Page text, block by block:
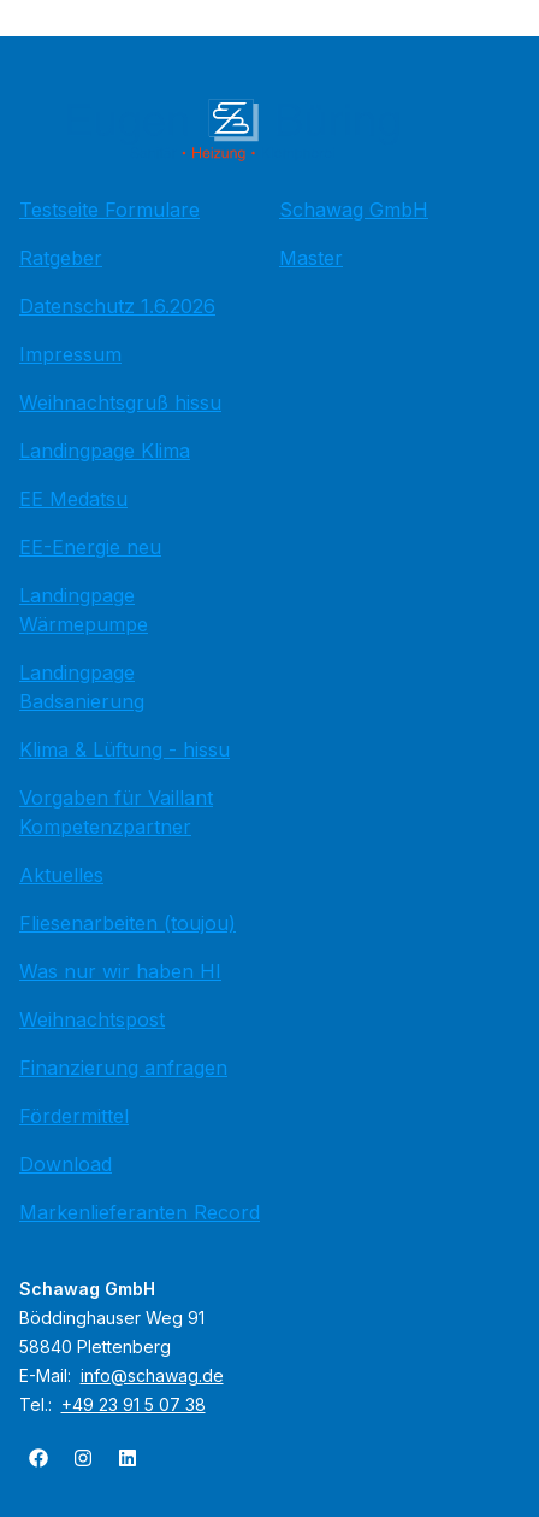
Testseite Formulare
Ratgeber
Datenschutz 1.6.2026
Impressum
Weihnachtsgruß hissu
Landingpage Klima
EE Medatsu
EE-Energie neu
Landingpage
Wärmepumpe
Landingpage
Badsanierung
Klima & Lüftung - hissu
Vorgaben für Vaillant
Kompetenzpartner
Aktuelles
Fliesenarbeiten (toujou)
Was nur wir haben HI
Weihnachtspost
Finanzierung anfragen
Fördermittel
Download
Markenlieferanten Record
Schawag GmbH
Master
Schawag GmbH
Böddinghauser Weg 91
58840 Plettenberg
E-Mail: info@schawag.de
Tel.: +49 23 91 5 07 38